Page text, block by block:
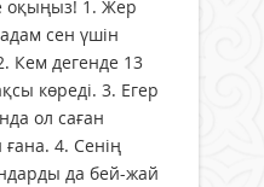
оқыңыз! 1. Жер
сен үшін
Кем дегенде 13
көреді. 3. Егер
ол саған
ғана. 4. Сенің
да бей-жай